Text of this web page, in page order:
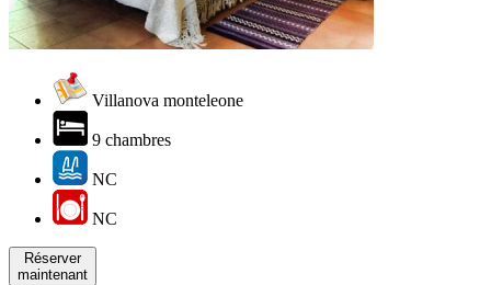
Villanova monteleone
9 chambres
NC
NC
Réserver
maintenant